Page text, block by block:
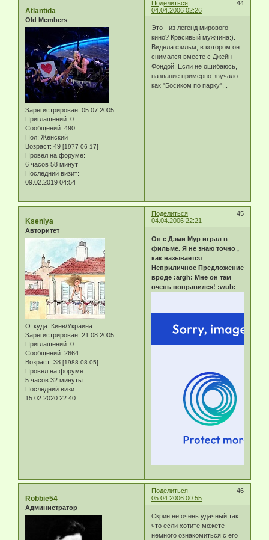
Поделиться
44
04.04.2006 02:26
Atlantida
Old Members
Зарегистрирован: 05.07.2005
Приглашений: 0
Сообщений: 490
Пол: Женский
Возраст: 49 [1977-06-17]
Провел на форуме:
6 часов 58 минут
Последний визит:
09.02.2019 04:54
Это - из легенд мирового
кино? Красивый мужчина:).
Видела фильм, в котором он
снимался вместе с Джейн
Фондой. Если не ошибаюсь,
название примерно звучало
как "Босиком по парку"...
Поделиться
45
04.04.2006 22:21
Kseniya
Авторитет
Откуда: Киев/Украина
Зарегистрирован: 21.08.2005
Приглашений: 0
Сообщений: 2664
Возраст: 38 [1988-08-05]
Провел на форуме:
5 часов 32 минуты
Последний визит:
15.02.2020 22:40
Он с Дэми Мур играл в
фильме. Я не знаю точно ,
как называется
Неприличное Предложение
вроде :argh: Мне он там
очень понравился! :wub:
Поделиться
46
05.04.2006 00:55
Robbie54
Администратор
Скрин не очень удачный,так
что если хотите можете
немного ознакомиться с его